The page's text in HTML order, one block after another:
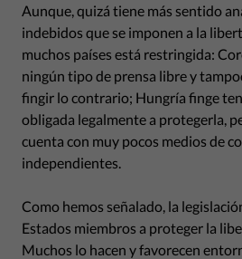
Aunque, quizá tiene más sentido
indebidos que se imponen a la
muchos países está restringida:
ningún tipo de prensa libre y
fingir lo contrario; Hungría finge
obligada legalmente a protegerla,
cuenta con muy pocos medios de
independientes.
Como hemos señalado, la
Estados miembros a proteger la
Muchos lo hacen y favorecen